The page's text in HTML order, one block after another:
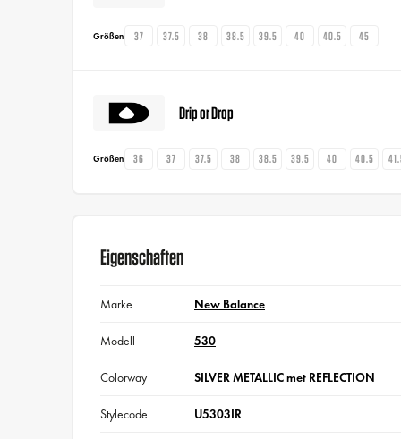
Größen 37 37.5 38 38.5 39.5 40 40.5 45
Drip or Drop
Größen 36 37 37.5 38 38.5 39.5 40 40.5
Eigenschaften
Marke New Balance
Modell 530
Colorway SILVER METALLIC met REFLECTION
Stylecode U5303IR